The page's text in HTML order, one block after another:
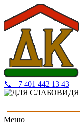
📞 +7 401 442 13 43
Меню